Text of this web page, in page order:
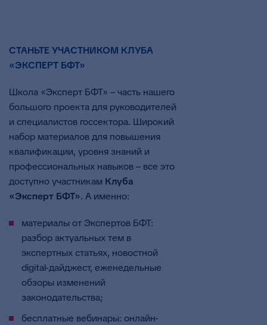
СТАНЬТЕ УЧАСТНИКОМ КЛУБА
«ЭКСПЕРТ БФТ»
Школа «Эксперт БФТ» – часть нашего
большого проекта для руководителей
и специалистов госсектора. Широкий
набор материалов для повышения
квалификации, уровня знаний и
профессиональных навыков – все это
доступно участникам Клуба
«Эксперт БФТ». А именно:
материалы от Экспертов БФТ:
разбор актуальных тем в
экспертных статьях, новостной
digital-дайджест, еженедельные
обзоры изменений
законодательства;
бесплатные вебинары: онлайн-